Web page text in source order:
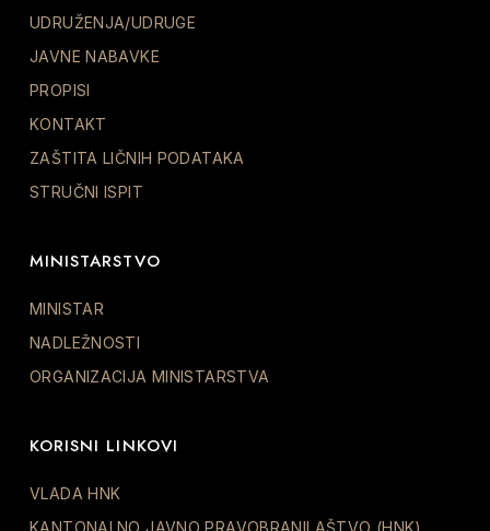
UDRUŽENJA/UDRUGE
JAVNE NABAVKE
PROPISI
KONTAKT
ZAŠTITA LIČNIH PODATAKA
STRUČNI ISPIT
MINISTARSTVO
MINISTAR
NADLEŽNOSTI
ORGANIZACIJA MINISTARSTVA
KORISNI LINKOVI
VLADA HNK
KANTONALNO JAVNO PRAVOBRANILAŠTVO (HNK)